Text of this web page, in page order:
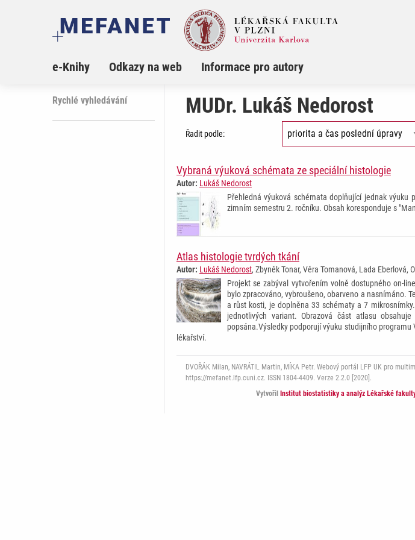
e-Knihy Odkazy na web Informace pro autory
Rychlé vyhledávání MUDr. Lukáš Nedorost
Řadit podle:
Vybraná výuková schémata ze speciální histologie
Autor: Lukáš Nedorost
Přehledná výuková schémata doplňující jednak
zimním semestru 2. ročníku. Obsah koresponduje s
Atlas histologie tvrdých tkání
Autor: Lukáš Nedorost, Zbyněk Tonar, Věra Tomanová, Lada
Projekt se zabýval vytvořením volně dostupného on-
bylo zpracováno, vybroušeno, obarveno a nasnímáno.
a růst kosti, je doplněna 33 schématy a 7
jednotlivých variant. Obrazová část atlasu
popsána.Výsledky podporují výuku studijního
lékařství.
DVOŘÁK Milan, NAVRÁTIL Martin, MÍKA Petr. Webový portál LFP UK pro
https://mefanet.lfp.cuni.cz. ISSN 1804-4409. Verze 2.2.0 [2020].
Vytvořil
Institut biostatistiky a analýz Lékařské